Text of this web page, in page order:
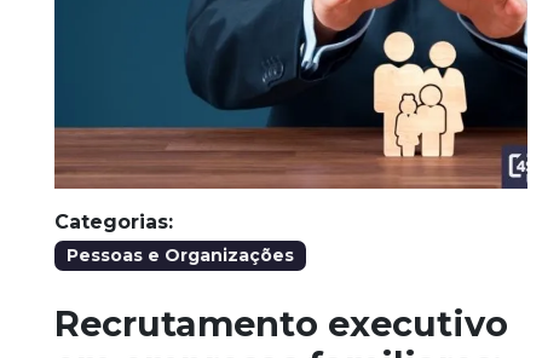
Categorias:
Pessoas e Organizações
Recrutamento executivo